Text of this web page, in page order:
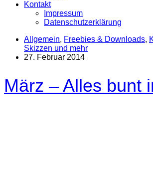
Kontakt
Impressum
Datenschutzerklärung
Allgemein, Freebies & Downloads,
Skizzen und mehr
27. Februar 2014
März – Alles bunt